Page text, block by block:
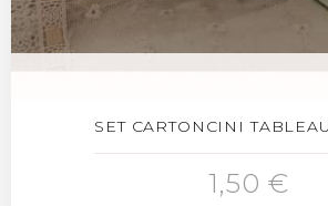
SET CARTONCINI
1,50 €